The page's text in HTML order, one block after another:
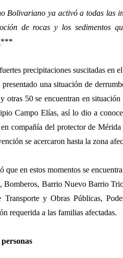
Bolivariano ya activó a todas las
de rocas y los sedimentos
***
precipitaciones suscitadas en
una situación de
otras 50 se encuentran en
Campo Elías, así lo dio a
compañía del protector de
se acercaron hasta la zona
que en estos momentos se
Bomberos, Barrio Nuevo Barrio
y Obras Públicas,
requerida a las familias afectadas.